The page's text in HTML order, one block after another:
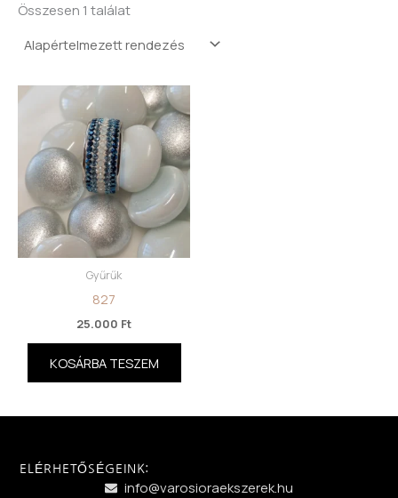
Összesen 1 találat
Gyűrűk
827
25.000 Ft
KOSÁRBA TESZEM
ELÉRHETŐSÉGEINK:
info@varosioraekszerek.hu